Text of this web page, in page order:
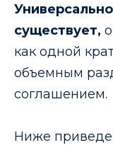
существует,
как одной
объемным
соглашением.
Ниже